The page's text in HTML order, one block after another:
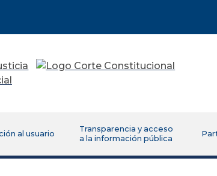
al usuario
Transparencia y acceso
a la información pública